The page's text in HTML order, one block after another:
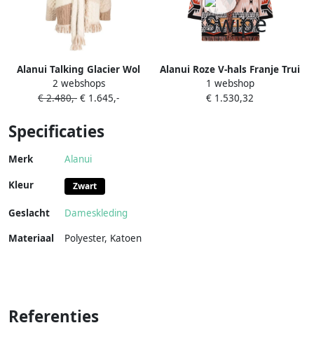
Alanui Talking Glacier Wol
Cardigan Beige Dames
2 webshops
€ 2.480,- € 1.645,-
Alanui Roze V-hals Franje Trui
Multicolor Dames
1 webshop
€ 1.530,32
Specificaties
Merk Alanui
Kleur Zwart
Geslacht
Dameskleding
Materiaal
Polyester, Katoen
Referenties